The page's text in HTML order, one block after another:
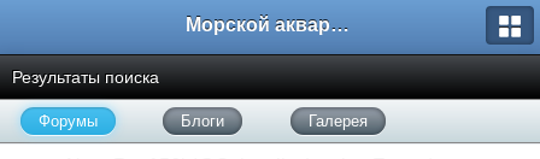
Морской аквариум. Форумы ReefCentral.ru
Результаты поиска
Форумы Блоги Галерея